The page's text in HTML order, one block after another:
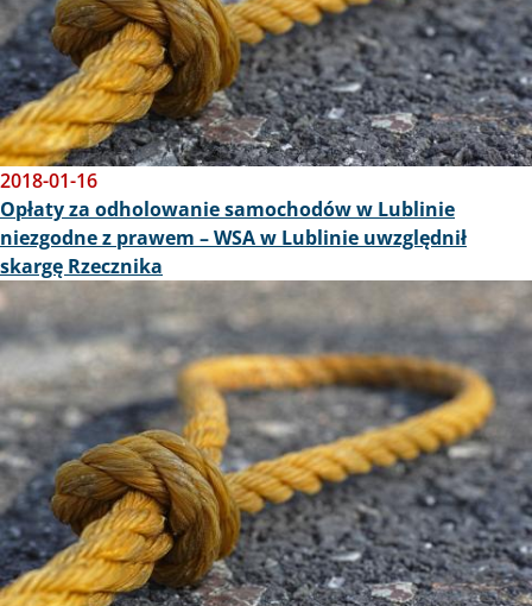
2018-01-16
Opłaty za odholowanie samochodów w Lublinie
niezgodne z prawem – WSA w Lublinie uwzględnił
skargę Rzecznika
Obraz